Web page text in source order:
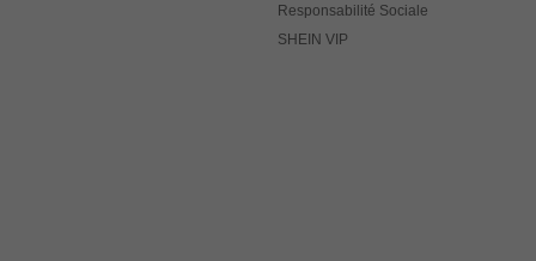
Responsabilité Sociale
SHEIN VIP